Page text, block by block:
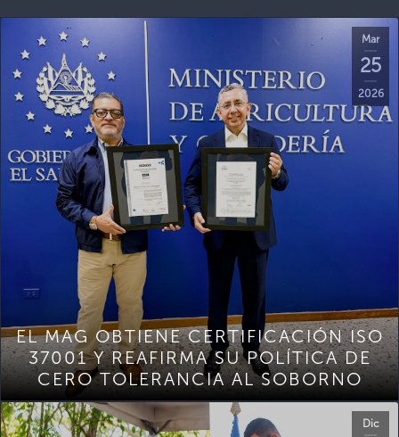
Mar
25
2026
EL MAG OBTIENE CERTIFICACIÓN ISO
37001 Y REAFIRMA SU POLÍTICA DE
CERO TOLERANCIA AL SOBORNO
Dic